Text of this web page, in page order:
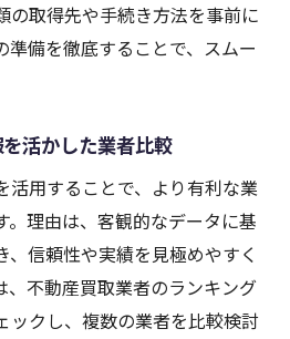
動産買取業者の見極め方
のトラブル事例と対策
売却を実現するコツ
得価格を目指す方法
選びの最終チェック項目
の流れを徹底解説
のアフターサポート重要性
学ぶ納得の不動産売却術
の取得先や手続き方法を事前に
準備を徹底することで、スムー
活かした業者比較
活用することで、より有利な業
。理由は、客観的なデータに基
、信頼性や実績を見極めやすく
、不動産買取業者のランキング
ックし、複数の業者を比較検討